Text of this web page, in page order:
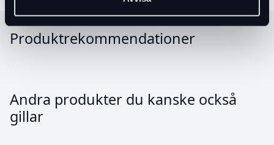
Produktrekommendationer
Andra produkter du kanske också
gillar